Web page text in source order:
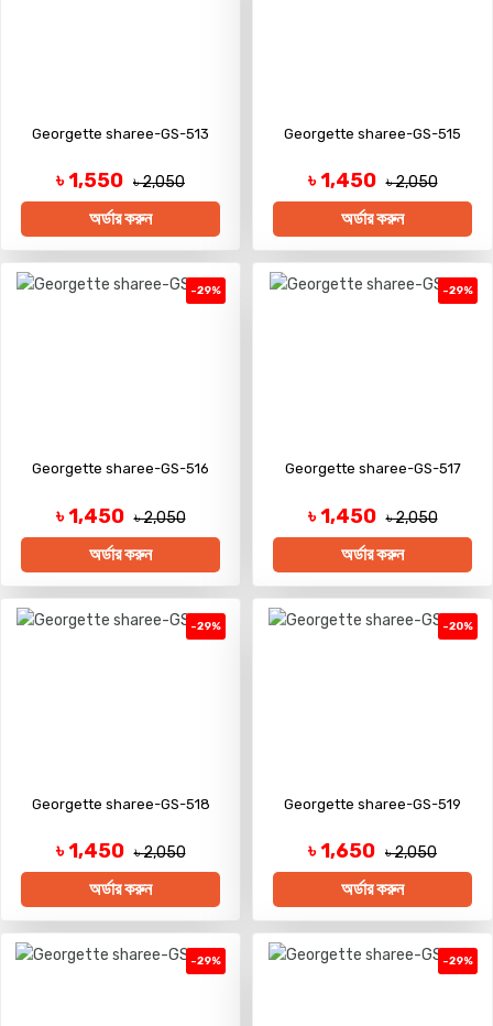
Georgette sharee-GS-513
৳ 1,550 ৳ 2,050
অর্ডার করুন
Georgette sharee-GS-515
৳ 1,450 ৳ 2,050
অর্ডার করুন
-29%
Georgette sharee-GS-516
৳ 1,450 ৳ 2,050
অর্ডার করুন
-29%
Georgette sharee-GS-517
৳ 1,450 ৳ 2,050
অর্ডার করুন
-29%
Georgette sharee-GS-518
৳ 1,450 ৳ 2,050
অর্ডার করুন
-20%
Georgette sharee-GS-519
৳ 1,650 ৳ 2,050
অর্ডার করুন
-29% -29%